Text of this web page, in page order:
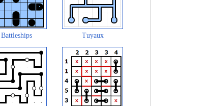
Battleships Tuyaux